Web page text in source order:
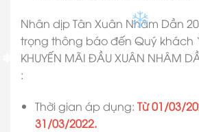
Nhân dịp Tân Xuân Nhâm Dần
trọng thông báo đến Quý khách
KHUYẾN MÃI ĐẦU XUÂN NHÂM
:
Thời gian áp dụng: Từ 01/03/
31/03/2022.